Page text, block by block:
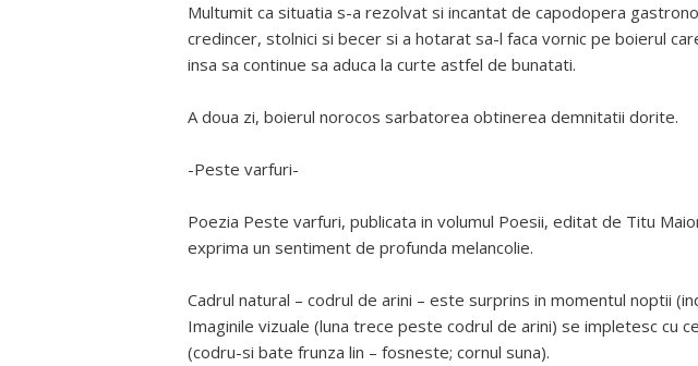
Multumit ca situatia s-a rezolvat si incantat de capodopera
credincer, stolnici si becer si a hotarat sa-l faca vornic pe boierul
insa sa continue sa aduca la curte astfel de bunatati.
A doua zi, boierul norocos sarbatorea obtinerea demnitatii dorite.
-Peste varfuri-
Poezia Peste varfuri, publicata in volumul Poesii, editat de Titu
exprima un sentiment de profunda melancolie.
Cadrul natural – codrul de arini – este surprins in momentul noptii
Imaginile vizuale (luna trece peste codrul de arini) se impletesc cu
(codru-si bate frunza lin – fosneste; cornul suna).